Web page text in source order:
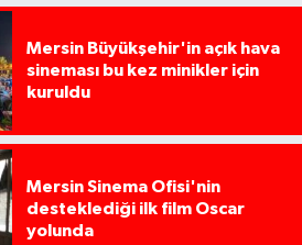
Mersin Büyükşehir'in açık hava
sineması bu kez minikler için
kuruldu
Mersin Sinema Ofisi'nin
desteklediği ilk film Oscar
yolunda